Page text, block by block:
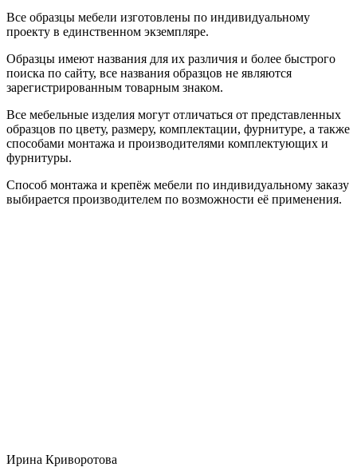
Все образцы мебели изготовлены по индивидуальному
проекту в единственном экземпляре.
Образцы имеют названия для их различия и более быстрого
поиска по сайту, все названия образцов не являются
зарегистрированным товарным знаком.
Все мебельные изделия могут отличаться от представленных
образцов по цвету, размеру, комплектации, фурнитуре, а также
способами монтажа и производителями комплектующих и
фурнитуры.
Способ монтажа и крепёж мебели по индивидуальному заказу
выбирается производителем по возможности её применения.
Ирина Криворотова